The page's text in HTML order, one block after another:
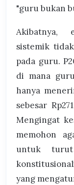
"guru bukan
Akibatnya,
sistemik
pada guru.
di mana
hanya
sebesar
Mengingat
memohon
untuk
yang